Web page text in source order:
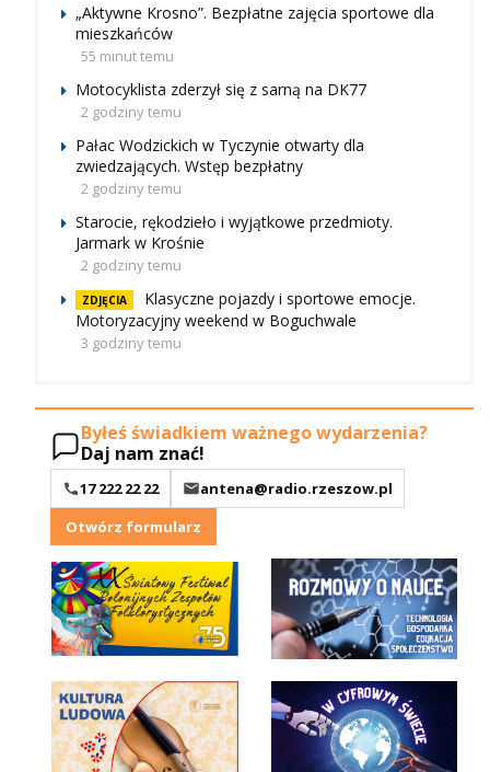
„Aktywne Krosno”. Bezpłatne zajęcia sportowe dla
mieszkańców
55 minut temu
Motocyklista zderzył się z sarną na DK77
2 godziny temu
Pałac Wodzickich w Tyczynie otwarty dla
zwiedzających. Wstęp bezpłatny
2 godziny temu
Starocie, rękodzieło i wyjątkowe przedmioty.
Jarmark w Krośnie
2 godziny temu
ZDJĘCIA
Klasyczne pojazdy i sportowe emocje.
Motoryzacyjny weekend w Boguchwale
3 godziny temu
Byłeś świadkiem ważnego wydarzenia?
Daj nam znać!
17 222 22 22
antena@radio.rzeszow.pl
Otwórz formularz